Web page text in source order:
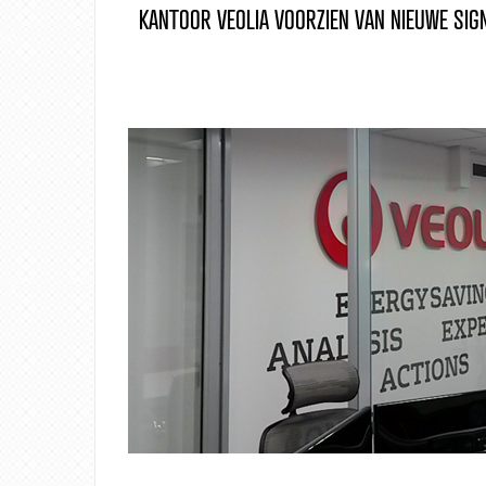
KANTOOR VEOLIA VOORZIEN VAN NIEUWE